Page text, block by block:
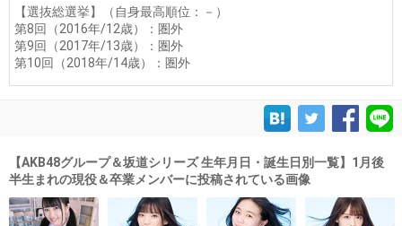
【選抜総選挙】（自身最高順位：－）
第8回（2016年/12歳）：圏外
第9回（2017年/13歳）：圏外
第10回（2018年/14歳）：圏外
【AKB48グループ＆坂道シリーズ 生年月日・誕生日別一覧】1月後
半生まれの現役＆卒業メンバーに投稿されている画像